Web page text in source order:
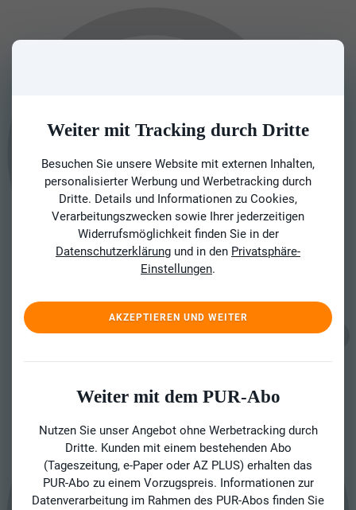
Weiter mit Tracking durch Dritte
Besuchen Sie unsere Website mit externen Inhalten,
personalisierter Werbung und Werbetracking durch
Dritte. Details und Informationen zu Cookies,
Verarbeitungszwecken sowie Ihrer jederzeitigen
Widerrufsmöglichkeit finden Sie in der
Datenschutzerklärung und in den Privatsphäre-
Einstellungen.
AKZEPTIEREN UND WEITER
Weiter mit dem PUR-Abo
Nutzen Sie unser Angebot ohne Werbetracking durch
Dritte. Kunden mit einem bestehenden Abo
(Tageszeitung, e-Paper oder AZ PLUS) erhalten das
PUR-Abo zu einem Vorzugspreis. Informationen zur
Datenverarbeitung im Rahmen des PUR-Abos finden Sie